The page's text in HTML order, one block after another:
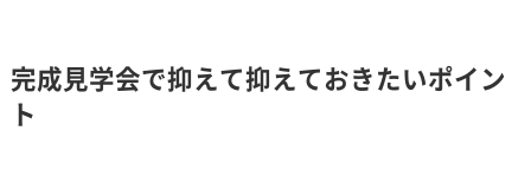
完成見学会で抑えて抑えておきたいポイン
ト